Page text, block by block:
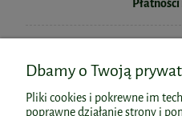
O
Dbamy o Twoją
Pliki cookies i pokrewne im
poprawne działanie strony i